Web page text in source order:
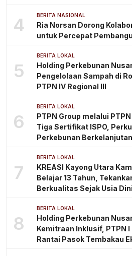
4 BERITA NASIONAL
Ria Norsan Dorong
untuk Percepat
5
BERITA LOKAL
Holding Perkebunan
Pengelolaan Sampah di
PTPN IV Regional III
6
BERITA LOKAL
PTPN Group melalui
Tiga Sertifikat ISPO,
Perkebunan
7
BERITA LOKAL
KREASI Kayong Utara
Belajar 13 Tahun,
Berkualitas Sejak Usia Dini
8
BERITA LOKAL
Holding Perkebunan
Kemitraan Inklusif, PTPN
Rantai Pasok Tembakau